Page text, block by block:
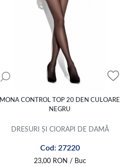
MONA CONTROL TOP 20 DEN CULOARE
NEGRU
DRESURI ȘI CIORAPI DE DAMĂ
Cod: 27220
23,00 RON / Buc